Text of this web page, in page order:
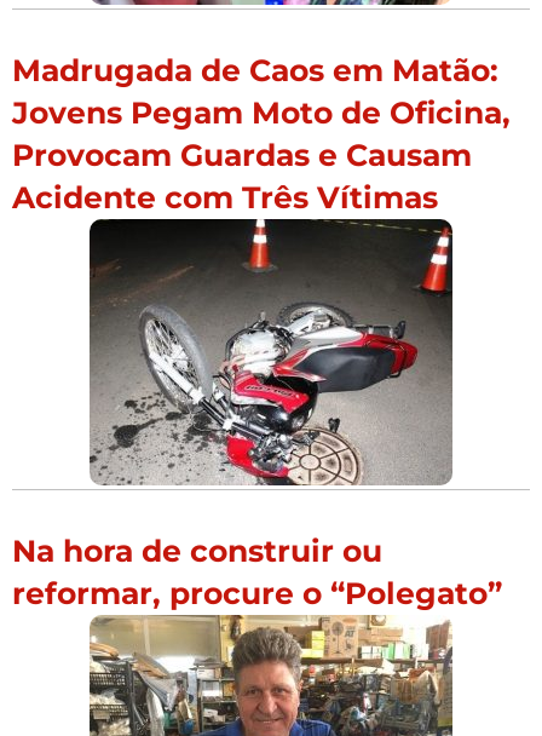
Madrugada de Caos em Matão:
Jovens Pegam Moto de Oficina,
Provocam Guardas e Causam
Acidente com Três Vítimas
Na hora de construir ou
reformar, procure o “Polegato”